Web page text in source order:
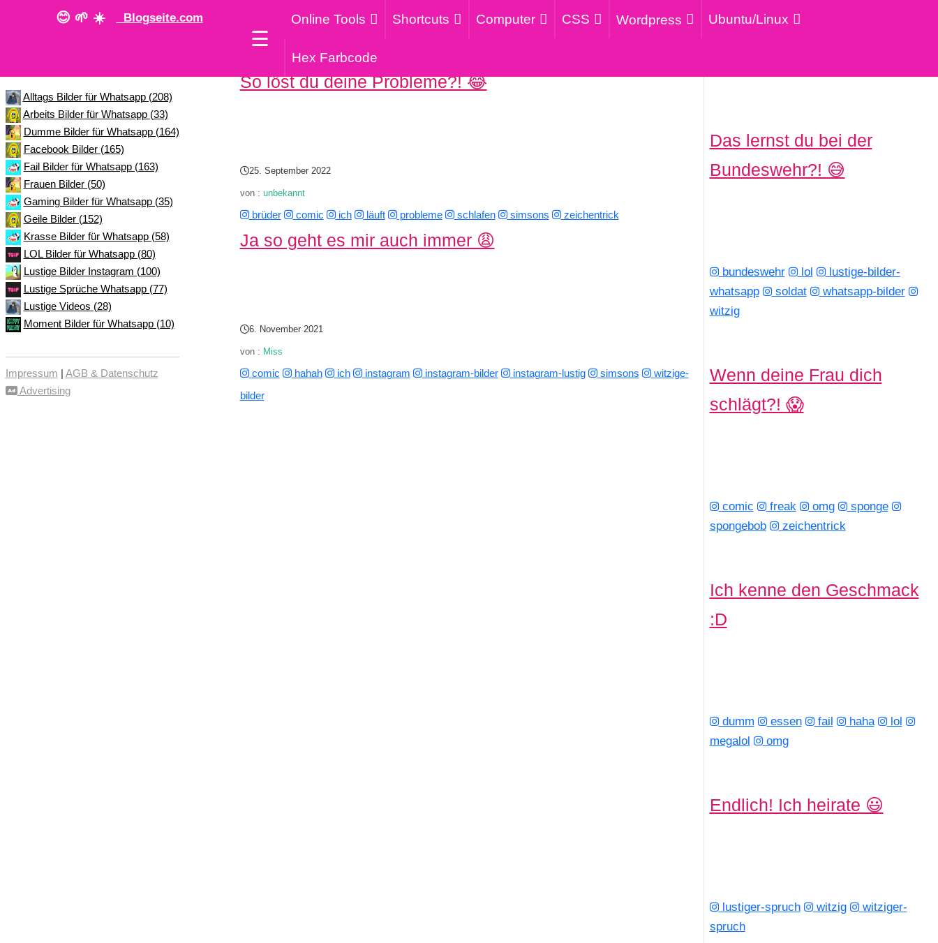
😊 🌱 ☀️ Blogseite.com
☰
Online Tools Shortcuts Computer CSS Wordpress Ubuntu/Linux
Hex Farbcode
Alltags Bilder für Whatsapp (208)
Arbeits Bilder für Whatsapp (33)
Dumme Bilder für Whatsapp (164)
Facebook Bilder (165)
Fail Bilder für Whatsapp (163)
Frauen Bilder (50)
Gaming Bilder für Whatsapp (35)
Geile Bilder (152)
Krasse Bilder für Whatsapp (58)
LOL Bilder für Whatsapp (80)
Lustige Bilder Instagram (100)
Lustige Sprüche Whatsapp (77)
Lustige Videos (28)
Moment Bilder für Whatsapp (10)
Impressum | AGB & Datenschutz
Advertising
So löst du deine Probleme?! 😂
25. September 2022
von : unbekannt
brüder comic ich läuft probleme schlafen simsons zeichentrick
Ja so geht es mir auch immer 😩
6. November 2021
von : Miss
comic hahah ich instagram instagram-bilder instagram-lustig simsons
witzige-
bilder
Das lernst du bei der
Bundeswehr?! 😅
bundeswehr lol
lustige-bilder-
whatsapp
soldat
whatsapp-bilder
witzig
Wenn deine Frau dich
schlägt?! 😱
comic freak omg
sponge
spongebob
zeichentrick
Ich kenne den Geschmack
:D
dumm essen fail haha
lol
megalol
omg
Endlich! Ich heirate 😃
lustiger-spruch witzig
witziger-
spruch